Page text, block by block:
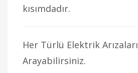
kısımdadır.
Her Türlü Elektrik
Arayabilirsiniz.